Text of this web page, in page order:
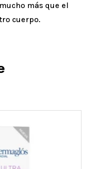
más que el
cuerpo.